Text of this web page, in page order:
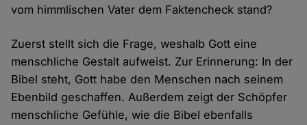
vom himmlischen Vater dem Faktencheck stand?
Zuerst stellt sich die Frage, weshalb Gott eine
menschliche Gestalt aufweist. Zur Erinnerung: In der
Bibel steht, Gott habe den Menschen nach seinem
Ebenbild geschaffen. Außerdem zeigt der Schöpfer
menschliche Gefühle, wie die Bibel ebenfalls